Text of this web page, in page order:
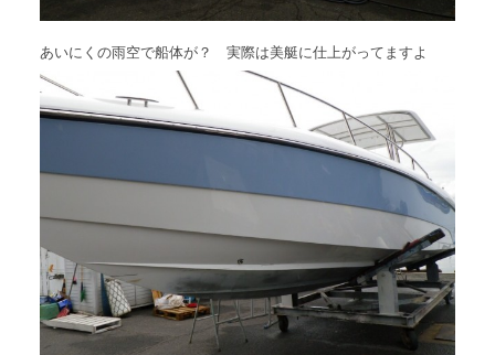
あいにくの雨空で船体が？ 実際は美艇に仕上がってますよ